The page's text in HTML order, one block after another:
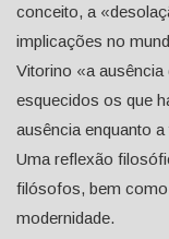
conceito, a
implicações no
Vitorino «a
esquecidos os que
ausência enquanto
Uma reflexão
filósofos, bem como
modernidade.